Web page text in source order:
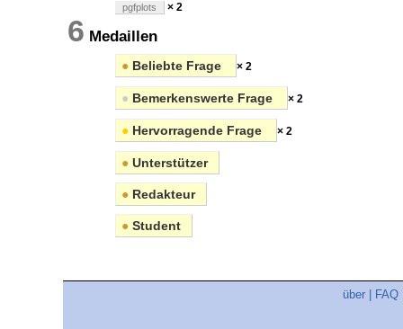
pgfplots × 2
6 Medaillen
● Beliebte Frage × 2
● Bemerkenswerte Frage × 2
● Hervorragende Frage × 2
● Unterstützer
● Redakteur
● Student
über FAQ